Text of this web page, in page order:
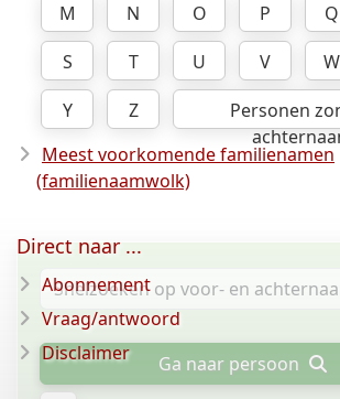
M
N O P Q
S
T U V W
Y
Z
Personen
Meest voorkomende familienamen
(familienaamwolk)
Ga naar persoon
Direct naar ...
Abonnement
Vraag/antwoord
Disclaimer